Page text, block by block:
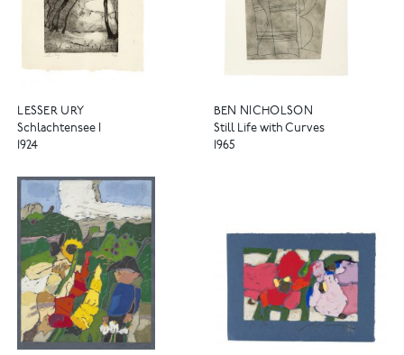
LESSER URY
Schlachtensee I
1924
BEN NICHOLSON
Still Life with Curves
1965